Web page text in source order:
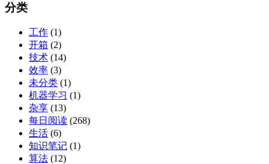
分类
工作 (1)
开箱 (2)
技术 (14)
效率 (3)
未分类 (1)
机器学习 (1)
杂享 (13)
每日阅读 (268)
生活 (6)
知识笔记 (1)
算法 (12)